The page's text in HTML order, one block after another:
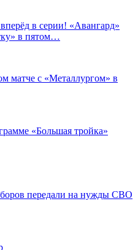
в серии! «Авангард»
в пятом…
матче с «Металлургом» в
«Большая тройка»
передали на нужды СВО